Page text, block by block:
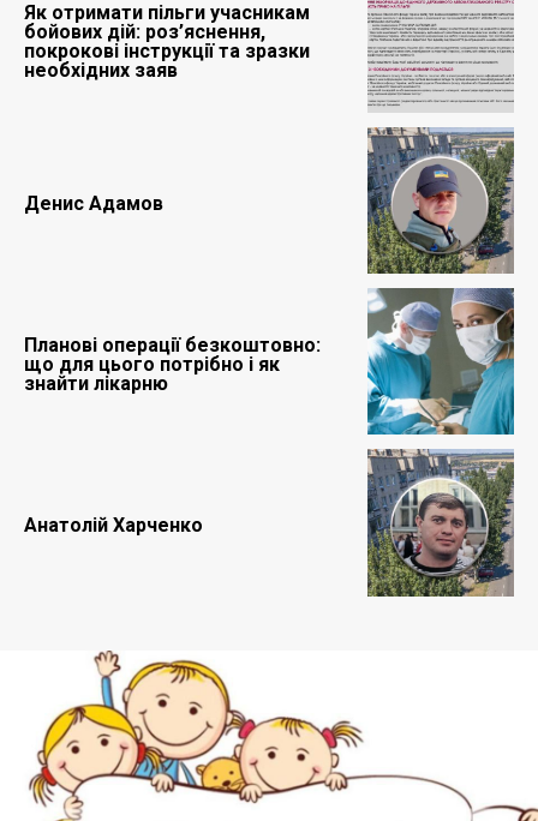
Як отримати пільги учасникам
бойових дій: роз’яснення,
покрокові інструкції та зразки
необхідних заяв
Денис Адамов
Планові операції безкоштовно:
що для цього потрібно і як
знайти лікарню
Анатолій Харченко